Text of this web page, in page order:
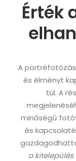
Érték
A
és élményt
túl. A
minőségű
és
a